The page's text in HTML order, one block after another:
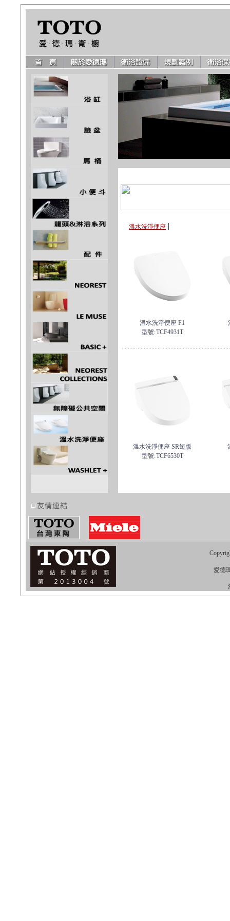
溫水洗淨便座 |
溫水洗淨便座 F1
型號:TCF4931T
溫水洗淨便座 SR短版
型號:TCF6530T
愛德